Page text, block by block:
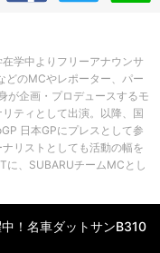
学中よりフリーアナウンサ
どのMCやレポーター、パー
が企画・プロデュースするモ
ティとして出演。以降、国
日本GPにプレスとして参
リストとしても活動の幅を
に、SUBARUチームMCとし
！名車ダットサンB310